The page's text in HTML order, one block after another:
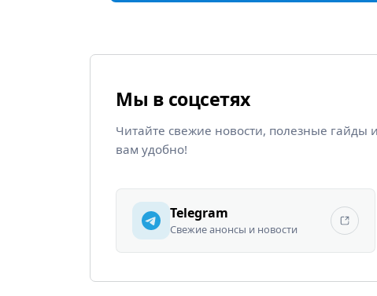
Мы в соцсетях
Читайте свежие новости, полезные
вам удобно!
Telegram
Свежие анонсы и новости